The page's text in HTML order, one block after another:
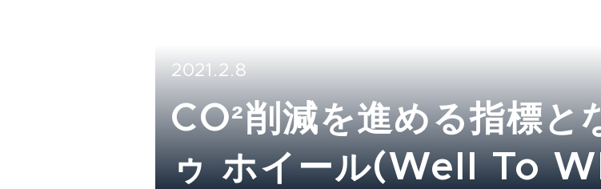
2021.2.8
CO²削減を進める指標
ゥ ホイール(Well To